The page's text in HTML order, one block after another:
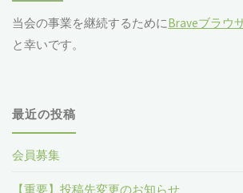
当会の事業を継続するためにBraveブラウ
と幸いです。
最近の投稿
会員募集
【重要】投稿先変更のお知らせ